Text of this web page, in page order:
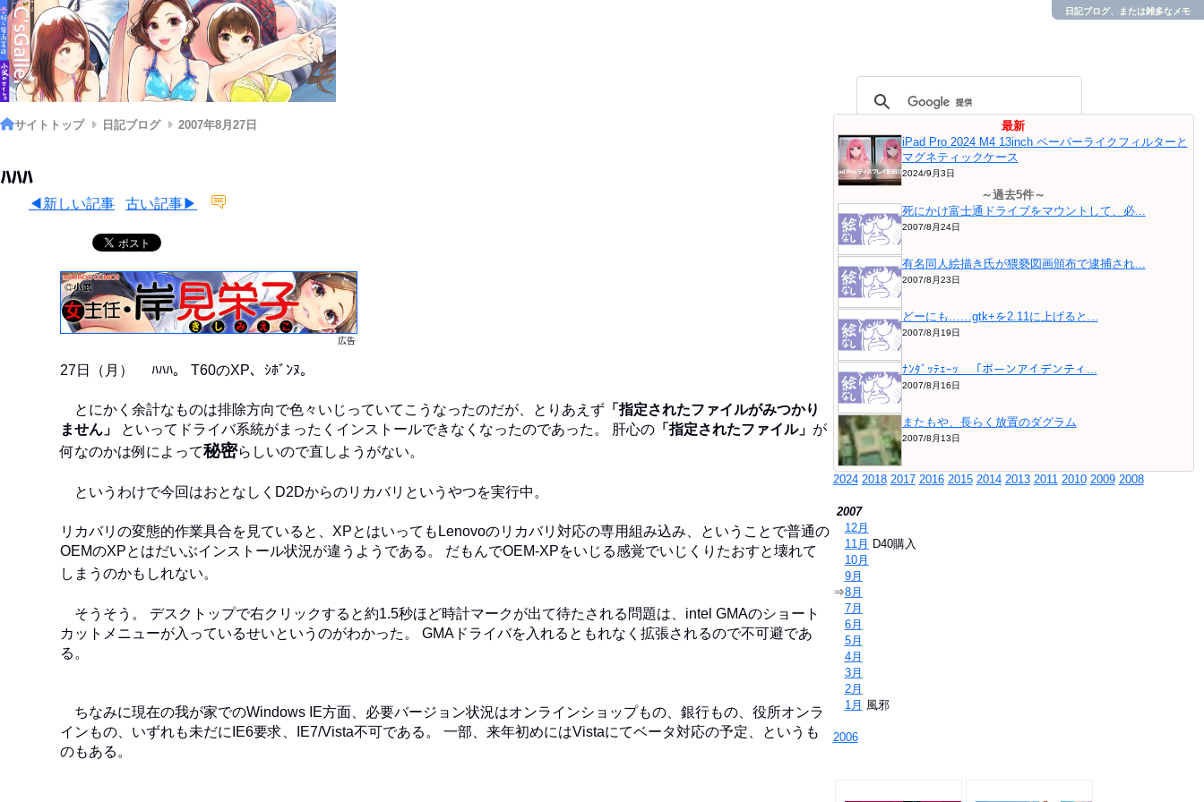
日記ブログ、または雑多なメモ
サイトトップ 日記ブログ 2007年8月27日
ﾊﾊﾊ
◀新しい記事 古い記事▶
広告
27日（月） ﾊﾊﾊ。 T60のXP、ｼﾎﾞﾝﾇ。
とにかく余計なものは排除方向で色々いじっていてこうなったのだが、とりあえず 「指定されたファイルがみつかり
ません」
といってドライバ系統がまったくインストールできなくなったのであった。 肝心の 「指定されたファイル」 が
何なのかは例によって秘密らしいので直しようがない。
というわけで今回はおとなしくD2Dからのリカバリというやつを実行中。
リカバリの変態的作業具合を見ていると、XPとはいってもLenovoのリカバリ対応の専用組み込み、ということで普通の
OEMのXPとはだいぶインストール状況が違うようである。 だもんでOEM-XPをいじる感覚でいじくりたおすと壊れて
しまうのかもしれない。
そうそう。 デスクトップで右クリックすると約1.5秒ほど時計マークが出て待たされる問題は、intel GMAのショート
カットメニューが入っているせいというのがわかった。 GMAドライバを入れるともれなく拡張されるので不可避であ
る。
ちなみに現在の我が家でのWindows IE方面、必要バージョン状況はオンラインショップもの、銀行もの、役所オンラ
インもの、いずれも未だにIE6要求、IE7/Vista不可である。 一部、来年初めにはVistaにてベータ対応の予定、というも
のもある。
最新
iPad Pro 2024 M4 13inch ペーパーライクフィルターと
マグネティックケース
2024/9月3日
～過去5件～
死にかけ富士通ドライブをマウントして、必...
2007/8月24日
有名同人絵描き氏が猥褻図画頒布で逮捕され...
2007/8月23日
どーにも……gtk+を2.11に上げると...
2007/8月19日
ﾅﾝﾀﾞｯﾃｪｰｯ 「ボーンアイデンティ...
2007/8月16日
またもや、長らく放置のダグラム
2007/8月13日
2024 2018 2017 2016 2015 2014 2013 2011 2010 2009 2008
2007
12月
11月 D40購入
10月
9月
⇒8月
7月
6月
5月
4月
3月
2月
1月 風邪
2006